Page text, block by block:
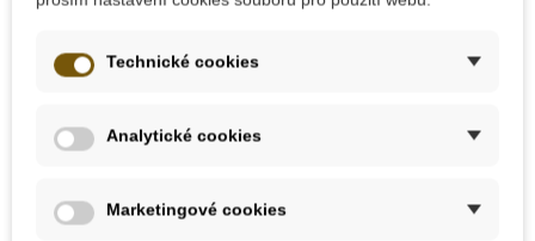
Daffodil – narcis
Orchid – orchidej
Technické cookies
Analytické cookies
Marketingové cookies